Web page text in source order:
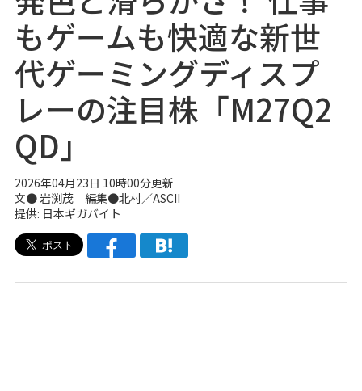
もゲームも快適な新世
代ゲーミングディスプ
レーの注目株「M27Q2
QD」
2026年04月23日 10時00分更新
文● 岩渕茂 編集●北村／ASCII
提供: 日本ギガバイト